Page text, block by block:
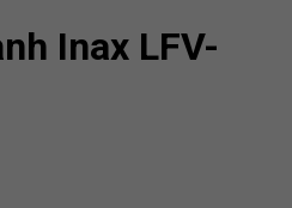
Inax LFV-